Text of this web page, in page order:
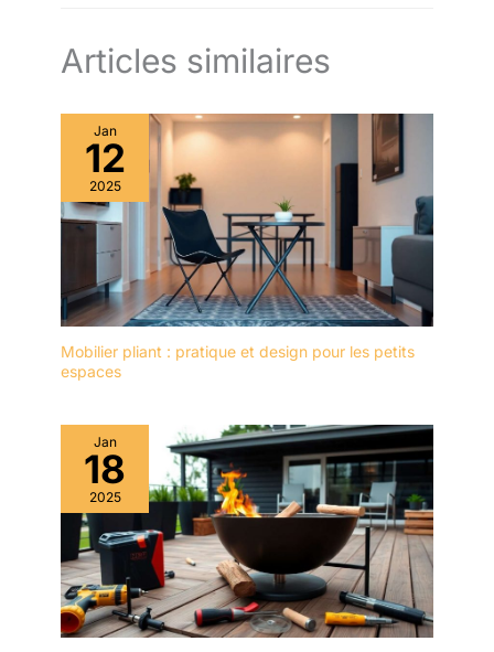
Articles similaires
Jan
12
2025
Mobilier pliant : pratique et design pour les petits
espaces
Jan
18
2025